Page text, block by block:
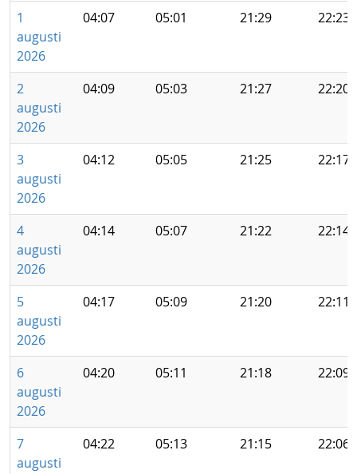
1
augusti
2026
04:07 05:01 21:29 22:23
2
augusti
2026
04:09 05:03 21:27 22:20
3
augusti
2026
04:12 05:05 21:25 22:17
4
augusti
2026
04:14 05:07 21:22 22:14
5
augusti
2026
04:17 05:09 21:20 22:11
6
augusti
2026
04:20 05:11 21:18 22:09
7
augusti
04:22 05:13 21:15 22:06